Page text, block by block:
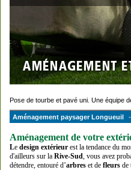
Pose de tourbe et pavé uni. Une équipe
Aménagement paysager Longueuil -
Aménagement de votre
Le design extérieur est la tendance du
d'ailleurs sur la Rive-Sud, vous avez
détendre, entouré d’arbres et de fleurs de